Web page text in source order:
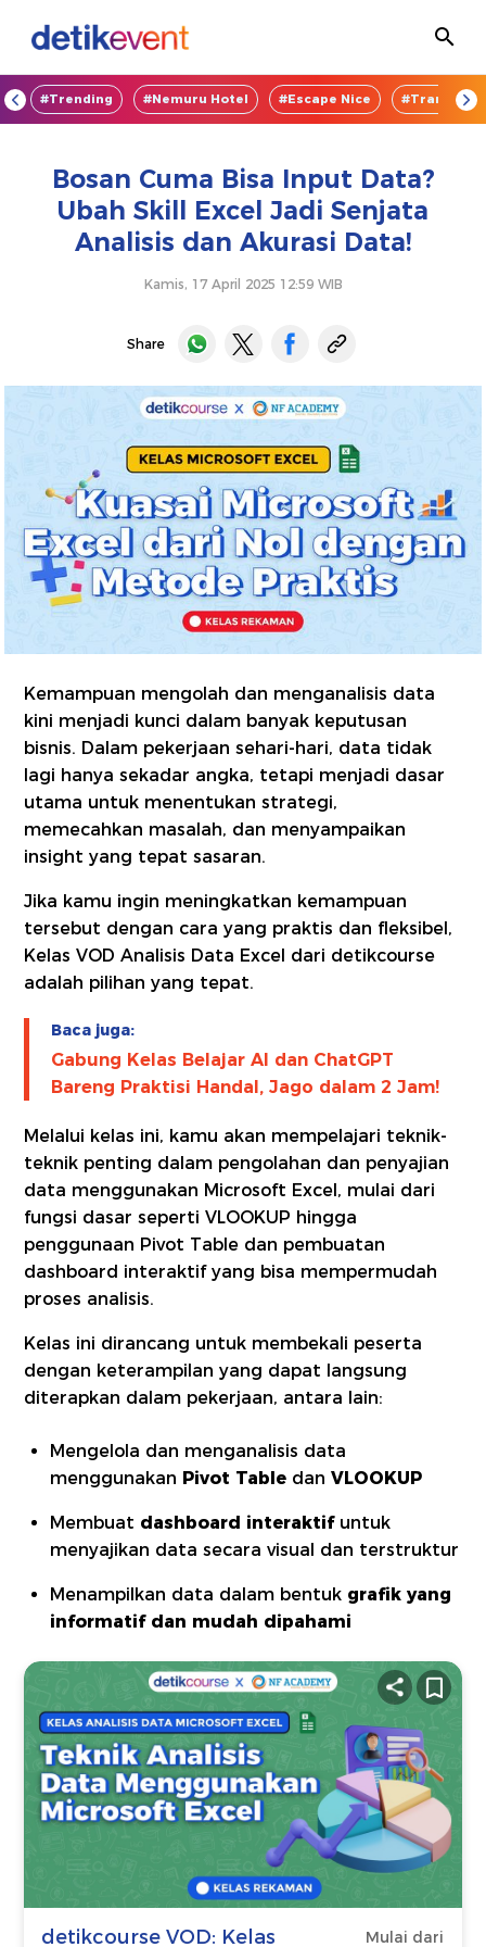
#Trending #Nemuru Hotel #Escape Nice
Bosan Cuma Bisa Input Data?
Ubah Skill Excel Jadi Senjata
Analisis dan Akurasi Data!
Kamis, 17 April 2025 12:59 WIB
Share
Kemampuan mengolah dan menganalisis data
kini menjadi kunci dalam banyak keputusan
bisnis. Dalam pekerjaan sehari-hari, data tidak
lagi hanya sekadar angka, tetapi menjadi dasar
utama untuk menentukan strategi,
memecahkan masalah, dan menyampaikan
insight yang tepat sasaran.
Jika kamu ingin meningkatkan kemampuan
tersebut dengan cara yang praktis dan fleksibel,
Kelas VOD Analisis Data Excel dari detikcourse
adalah pilihan yang tepat.
Baca juga:
Gabung Kelas Belajar AI dan ChatGPT
Bareng Praktisi Handal, Jago dalam 2 Jam!
Melalui kelas ini, kamu akan mempelajari teknik-
teknik penting dalam pengolahan dan penyajian
data menggunakan Microsoft Excel, mulai dari
fungsi dasar seperti VLOOKUP hingga
penggunaan Pivot Table dan pembuatan
dashboard interaktif yang bisa mempermudah
proses analisis.
Kelas ini dirancang untuk membekali peserta
dengan keterampilan yang dapat langsung
diterapkan dalam pekerjaan, antara lain:
Mengelola dan menganalisis data
menggunakan Pivot Table danVLOOKUP
Membuat dashboard interaktifuntuk
menyajikan data secara visual dan terstruktur
Menampilkan data dalam bentuk grafik yang
informatif dan mudah dipahami
detikcourse VOD: Kelas Mulai dari